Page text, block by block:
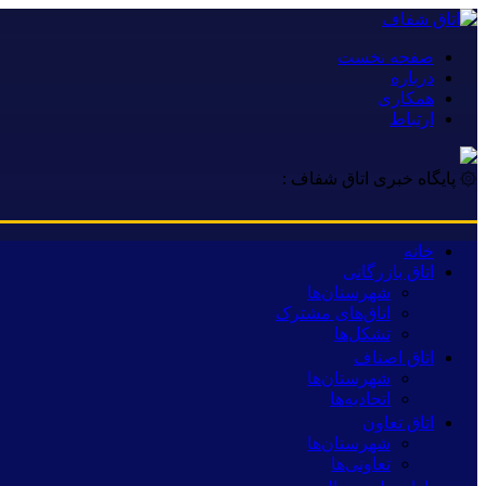
صفحه نخست
درباره
همکاری
ارتباط
۞ پایگاه خبری اتاق شفاف :
خانه
اتاق بازرگانی
شهرستان‌ها
اتاق‌های مشترک
تشکل‌ها
اتاق اصناف
شهرستان‌ها
اتحادیه‌ها
اتاق تعاون
شهرستان‌ها
تعاونی‌ها